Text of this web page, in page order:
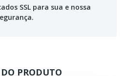
SSL para sua e nossa
PRODUTO